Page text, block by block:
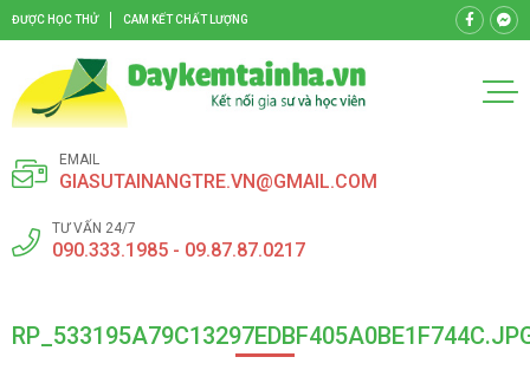
ĐƯỢC HỌC THỬ CAM KẾT CHẤT LƯỢNG
EMAIL
GIASUTAINANGTRE.VN@GMAIL.COM
TƯ VẤN 24/7
090.333.1985 - 09.87.87.0217